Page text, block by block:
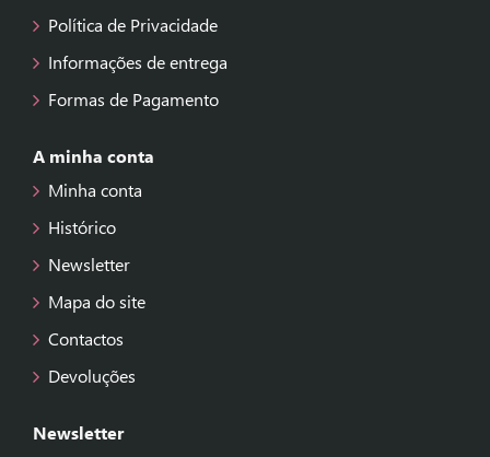
Política de Privacidade
Informações de entrega
Formas de Pagamento
A minha conta
Minha conta
Histórico
Newsletter
Mapa do site
Contactos
Devoluções
Newsletter